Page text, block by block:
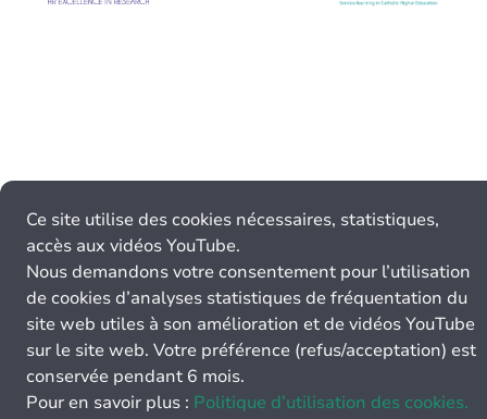
Ce site utilise des cookies nécessaires, statistiques,
accès aux vidéos YouTube.
Nous demandons votre consentement pour l’utilisation
de cookies d’analyses statistiques de fréquentation du
site web utiles à son amélioration et de vidéos YouTube
sur le site web. Votre préférence (refus/acceptation) est
conservée pendant 6 mois.
Pour en savoir plus : Politique d’utilisation des cookies.